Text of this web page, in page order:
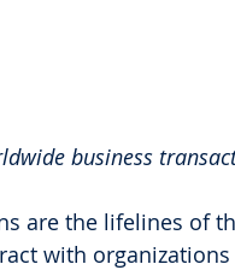
business
are the lifelines of
with